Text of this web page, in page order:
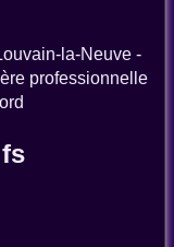
la-Neuve -
professionnelle